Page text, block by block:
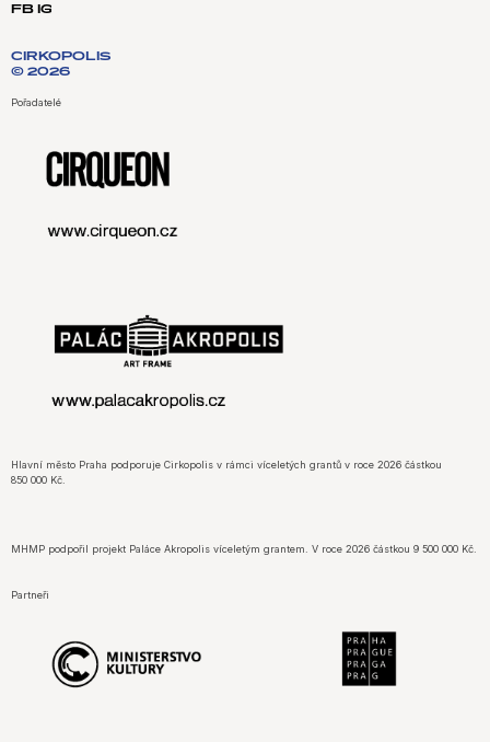
FB IG
CIRKOPOLIS
© 2026
Pořadatelé
Hlavní město Praha podporuje Cirkopolis v rámci víceletých grantů v roce 2026 částkou
850 000 Kč.
MHMP podpořil projekt Paláce Akropolis víceletým grantem. V roce 2026 částkou 9 500 000 Kč.
Partneři